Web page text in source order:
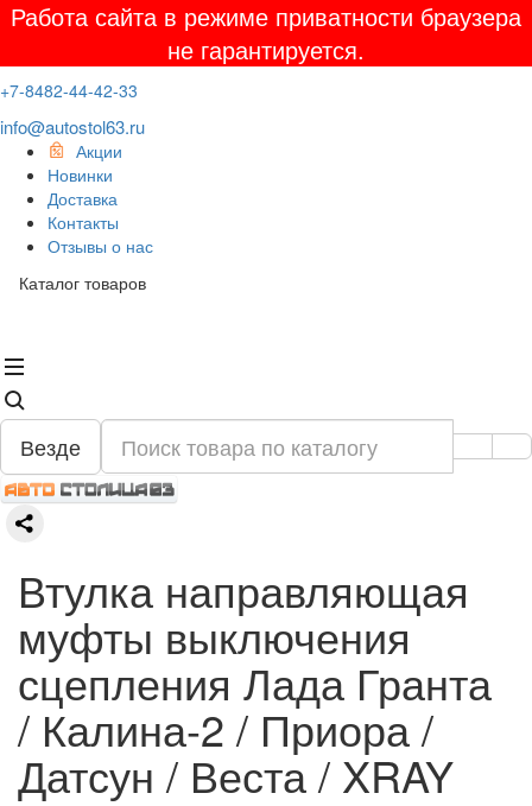
Работа сайта в режиме приватности браузера
не гарантируется.
+7-8482-44-42-33
info@autostol63.ru
Акции
Новинки
Доставка
Контакты
Отзывы о нас
Каталог товаров
Везде
Втулка направляющая
муфты выключения
сцепления Лада Гранта
/ Калина-2 / Приора /
Датсун / Веста / XRAY